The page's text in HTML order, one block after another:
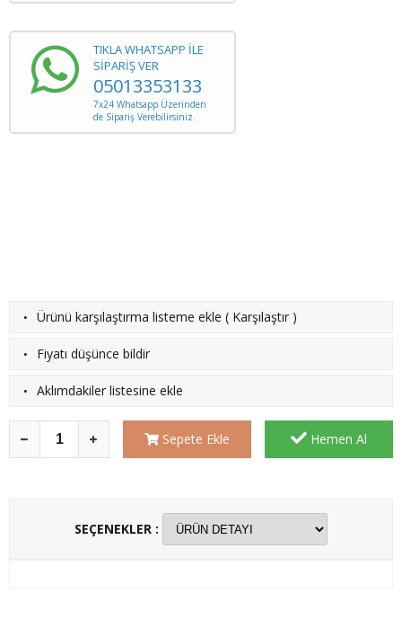
TIKLA WHATSAPP İLE
SİPARİŞ VER
05013353133
7x24 Whatsapp Üzerinden
de Sipariş Verebilirsiniz.
· Ürünü karşılaştırma listeme ekle ( Karşılaştır )
· Fiyatı düşünce bildir
· Aklımdakiler listesine ekle
Sepete Ekle Hemen Al
SEÇENEKLER :